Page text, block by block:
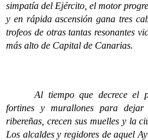
simpatía del Ejército, el motor
y en rápida ascensión gana tres
trofeos de otras tantas resonantes
más alto de Capital de Canarias.
Al tiempo que decrece el
fortines y murallones para
ribereñas, crecen sus muelles y la
Los alcaldes y regidores de aquel